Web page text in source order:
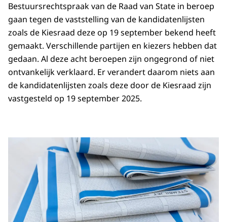
Bestuursrechtspraak van de Raad van State in beroep
gaan tegen de vaststelling van de kandidatenlijsten
zoals de Kiesraad deze op 19 september bekend heeft
gemaakt. Verschillende partijen en kiezers hebben dat
gedaan. Al deze acht beroepen zijn ongegrond of niet
ontvankelijk verklaard. Er verandert daarom niets aan
de kandidatenlijsten zoals deze door de Kiesraad zijn
vastgesteld op 19 september 2025.